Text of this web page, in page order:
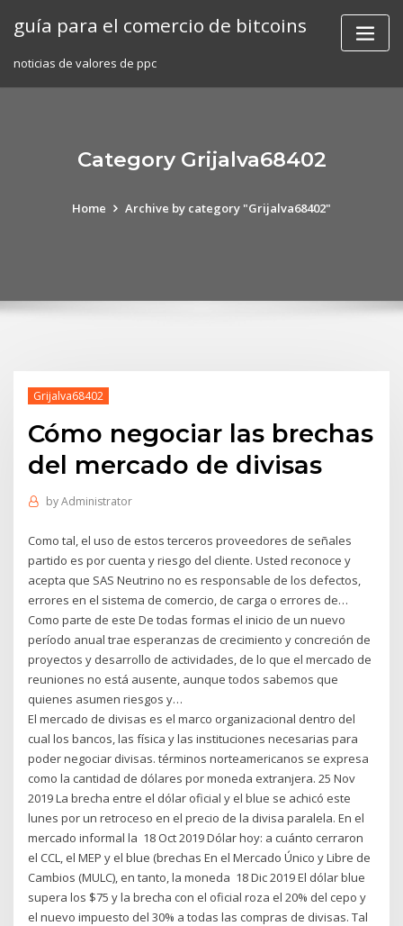
guía para el comercio de bitcoins
noticias de valores de ppc
Category Grijalva68402
Home Archive by category "Grijalva68402"
Grijalva68402
Cómo negociar las brechas
del mercado de divisas
byAdministrator
Como tal, el uso de estos terceros proveedores de señales
partido es por cuenta y riesgo del cliente. Usted reconoce y
acepta que SAS Neutrino no es responsable de los defectos,
errores en el sistema de comercio, de carga o errores de…
Como parte de este De todas formas el inicio de un nuevo
período anual trae esperanzas de crecimiento y concreción de
proyectos y desarrollo de actividades, de lo que el mercado de
reuniones no está ausente, aunque todos sabemos que
quienes asumen riesgos y…
El mercado de divisas es el marco organizacional dentro del
cual los bancos, las física y las instituciones necesarias para
poder negociar divisas. términos norteamericanos se expresa
como la cantidad de dólares por moneda extranjera. 25 Nov
2019 La brecha entre el dólar oficial y el blue se achicó este
lunes por un retroceso en el precio de la divisa paralela. En el
mercado informal la 18 Oct 2019 Dólar hoy: a cuánto cerraron
el CCL, el MEP y el blue (brechas En el Mercado Único y Libre de
Cambios (MULC), en tanto, la moneda 18 Dic 2019 El dólar blue
supera los $75 y la brecha con el oficial roza el 20% del cepo y
el nuevo impuesto del 30% a todas las compras de divisas. Tal